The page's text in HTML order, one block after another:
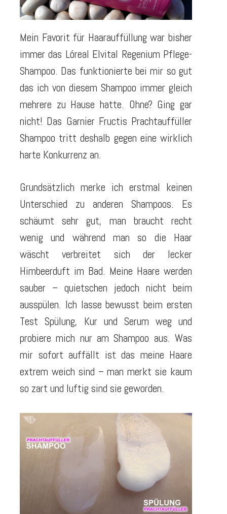
Mein Favorit für Haarauffüllung war bisher
immer das Lóreal Elvital Regenium Pflege-
Shampoo. Das funktionierte bei mir so gut
das ich von diesem Shampoo immer gleich
mehrere zu Hause hatte. Ohne? Ging gar
nicht! Das Garnier Fructis Prachtauffüller
Shampoo tritt deshalb gegen eine wirklich
harte Konkurrenz an.
Grundsätzlich merke ich erstmal keinen
Unterschied zu anderen Shampoos. Es
schäumt sehr gut, man braucht recht
wenig und während man so die Haar
wäscht verbreitet sich der lecker
Himbeerduft im Bad. Meine Haare werden
sauber – quietschen jedoch nicht beim
ausspülen. Ich lasse bewusst beim ersten
Test Spülung, Kur und Serum weg und
probiere mich nur am Shampoo aus. Was
mir sofort auffällt ist das meine Haare
extrem weich sind – man merkt sie kaum
so zart und luftig sind sie geworden.